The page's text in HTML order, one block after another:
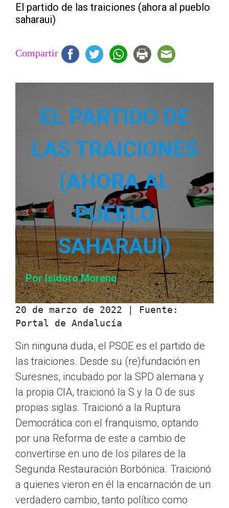
El partido de las traiciones (ahora al pueblo
saharaui)
Compartir
EL PARTIDO DE
LAS TRAICIONES
(AHORA AL
PUEBLO
SAHARAUI)
Por Isidoro Moreno
20 de marzo de 2022 | Fuente:
Portal de Andalucía
Sin ninguna duda, el PSOE es el partido de
las traiciones. Desde su (re)fundación en
Suresnes, incubado por la SPD alemana y
la propia CIA, traicionó la S y la O de sus
propias siglas. Traicionó a la Ruptura
Democrática con el franquismo, optando
por una Reforma de este a cambio de
convertirse en uno de los pilares de la
Segunda Restauración Borbónica. Traicionó
a quienes vieron en él la encarnación de un
verdadero cambio, tanto político como